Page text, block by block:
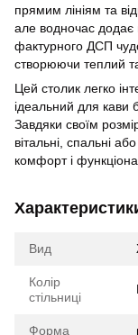
прямим лініям та
але водночас додає
фактурного ДСП
створюючи теплий
Цей столик легко
ідеальний для кави
Завдяки своїм
вітальні, спальні
комфорт і
Вид
Колір
стільниці
Форма